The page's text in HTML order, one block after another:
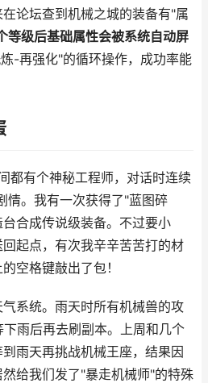
论坛查到机械之城的装备有"属
等级后基础属性会被系统自动屏
-再强化"的循环操作，成功率能
都有个神秘工程师，对话时连续
情。我有一次获得了"蓝图碎
合成传说级装备。不过要小
起点，有次我辛辛苦苦打的材
空格键敲出了包！
系统。雨天时所有机械兽的攻
雨后再去刷副本。上周和几个
雨天再挑战机械王座，结果因
给我们发了"暴走机械师"的特殊